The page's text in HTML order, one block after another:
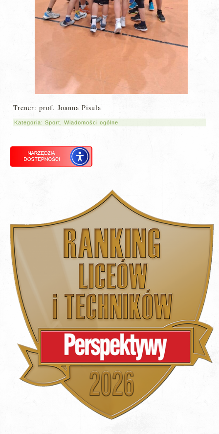
Trener: prof. Joanna Pisula
Kategoria:Sport,Wiadomości ogólne